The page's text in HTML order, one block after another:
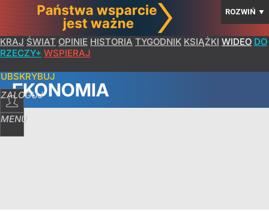
ROZWIŃ ▼
KRAJ ŚWIAT OPINIE HISTORIA TYGODNIK KSIĄŻKI WIDEO DO
RZECZY+ WSPIERAJ
ZALOGUJ
MENU
EKONOMIA